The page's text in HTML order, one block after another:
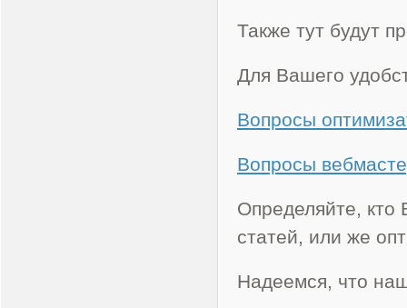
Также тут будут
Для Вашего
Вопросы
Вопросы
Определяйте,
статей, или же
Надеемся, что